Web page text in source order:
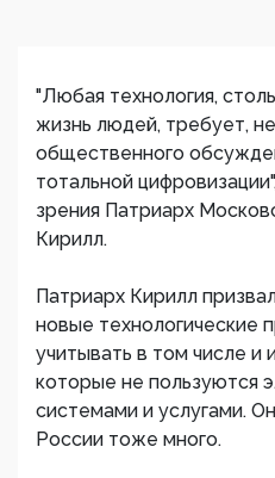
"Любая технология,
жизнь людей, требует,
общественного
тотальной
зрения Патриарх
Кирилл.
Патриарх Кирилл
новые технологические
учитывать в том числе и
которые не пользуются
системами и услугами.
России тоже много.